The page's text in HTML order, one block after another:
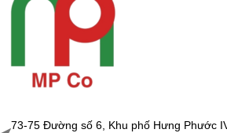
73-75 Đường số 6, Khu phố Hưng Phước